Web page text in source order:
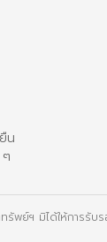
น
พย์ฯ มิได้ให้การรับ